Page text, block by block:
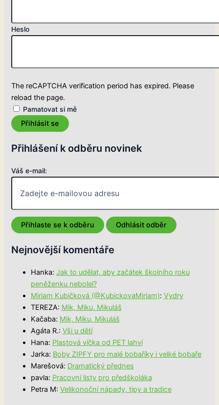
Heslo
The reCAPTCHA verification period has expired. Please
reload the page.
Pamatovat si mě
Přihlásit se
Přihlášení k odběru novinek
Váš e-mail:
Nejnovější komentáře
Hanka: Jak to udělat, aby začátek školního roku
peněženku nebolel?
Miriam Kubičková (@KubickovaMiriam): Vydry
TEREZA: Mik, Miku, Mikuláš
Kačaba: Mik, Miku, Mikuláš
Agáta R.: Vši u dětí
Hana: Plastová víčka od PET lahví
Jarka: Boby ZIPFY pro malé bobaříky i velké bobaře
Marešová: Dramatický přednes
pavla: Pracovní listy pro předškoláka
Petra M: Velikonoční nápady, tipy a tradice